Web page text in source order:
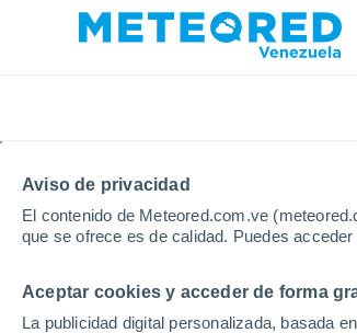
Aviso de privacidad
El contenido de Meteored.com.ve
que se ofrece es de calidad. Puedes
Aceptar cookies y acceder de forma
La publicidad digital personalizada, basada
Inicio Modelos Modelos